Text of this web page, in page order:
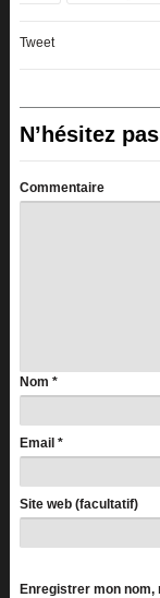
Tweet
N’hésitez
Commentaire
Nom *
Email *
Site web (facultatif)
Enregistrer mon